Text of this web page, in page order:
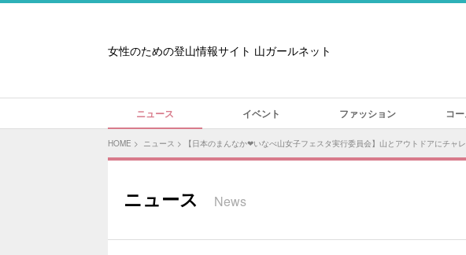
女性のための登山情報サイト 山ガールネット
ニュース イベント ファッション コ
HOME > ニュース > 【日本のまんなか❤いなべ山女子フェスタ実行委員会】山とアウトドアにチ
ニュース News